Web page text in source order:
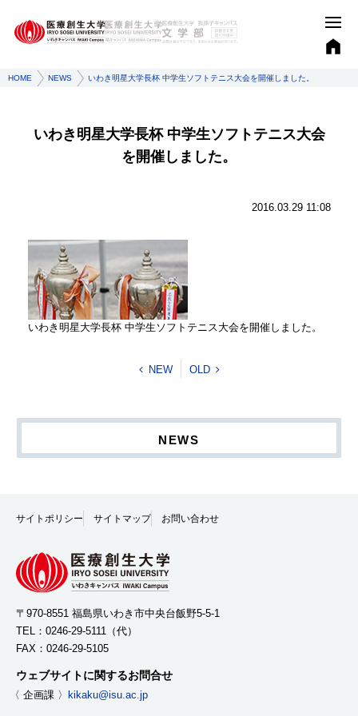
HOME NEWS いわき明星大学長杯 中学生ソフトテニス大会を開催しました。
いわき明星大学長杯 中学生ソフトテニス大会
を開催しました。
2016.03.29 11:08
いわき明星大学長杯 中学生ソフトテニス大会を開催しました。
NEW OLD
NEWS
サイトポリシー サイトマップ お問い合わせ
〒970-8551 福島県いわき市中央台飯野5-5-1
TEL： 0246-29-5111 （代）
FAX：0246-29-5105
ウェブサイトに関するお問合せ
〈 企画課 〉 kikaku@isu.ac.jp